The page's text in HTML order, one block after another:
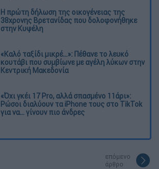
Η πρώτη δήλωση της οικογένειας της
38χρονης Βρετανίδας που δολοφονήθηκε
στην Κυψέλη
«Καλό ταξίδι μικρέ...»: Πέθανε το λευκό
κουτάβι που συμβίωνε με αγέλη λύκων στην
Κεντρική Μακεδονία
«Όχι γκέι 17 Pro, αλλά σπασμένο 11άρι»:
Ρώσοι διαλύουν τα iPhone τους στο TikTok
για να... γίνουν πιο άνδρες
επόμενο
άρθρο